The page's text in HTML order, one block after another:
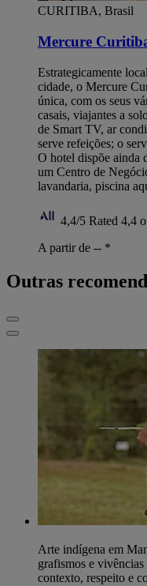
CURITIBA, Brasil
Mercure
Estrategicamente
cidade, o Mercure
única, com os seus
casais, viajantes a
de Smart TV, ar
serve refeições; o
O hotel dispõe ainda
um Centro de
lavandaria, piscina
4,4/5 Rated 4,4
A partir de -- *
Outras
Arte indígena em
grafismos e
contexto, respeito e